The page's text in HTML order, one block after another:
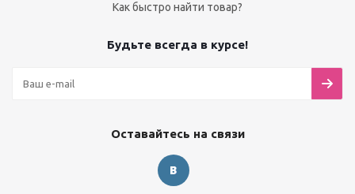
Как быстро найти товар?
Будьте всегда в курсе!
Оставайтесь на связи